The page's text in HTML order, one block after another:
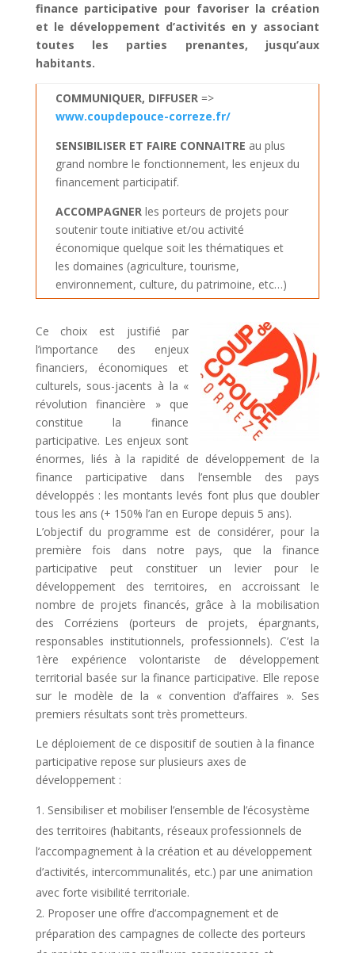
finance participative pour favoriser la création
et le développement d’activités en y associant
toutes les parties prenantes, jusqu’aux
habitants.
COMMUNIQUER, DIFFUSER=>
www.coupdepouce-correze.fr/
SENSIBILISER ET FAIRE CONNAITRE au plus
grand nombre le fonctionnement, les enjeux du
financement participatif.
ACCOMPAGNERles porteurs de projets pour
soutenir toute initiative et/ou activité
économique quelque soit les thématiques et
les domaines (agriculture, tourisme,
environnement, culture, du patrimoine, etc…)
Ce choix est justifié par
l’importance des enjeux
financiers, économiques et
culturels, sous-jacents à la «
révolution financière » que
constitue la finance
participative. Les enjeux sont
énormes, liés à la rapidité de développement de la
finance participative dans l’ensemble des pays
développés : les montants levés font plus que doubler
tous les ans (+ 150% l’an en Europe depuis 5 ans).
L’objectif du programme est de considérer, pour la
première fois dans notre pays, que la finance
participative peut constituer un levier pour le
développement des territoires, en accroissant le
nombre de projets financés, grâce à la mobilisation
des Corréziens (porteurs de projets, épargnants,
responsables institutionnels, professionnels). C’est la
1ère expérience volontariste de développement
territorial basée sur la finance participative. Elle repose
sur le modèle de la « convention d’affaires ». Ses
premiers résultats sont très prometteurs.
Le déploiement de ce dispositif de soutien à la finance
participative repose sur plusieurs axes de
développement :
Sensibiliser et mobiliser l’ensemble de l’écosystème
des territoires (habitants, réseaux professionnels de
l’accompagnement à la création et au développement
d’activités, intercommunalités, etc.) par une animation
avec forte visibilité territoriale.
Proposer une offre d’accompagnement et de
préparation des campagnes de collecte des porteurs